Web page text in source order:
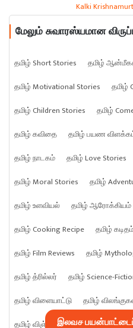
Kalki
மேலும் சுவாரஸ்யமான
தமிழ் Short Stories தமிழ்
தமிழ் Motivational Stories
தமிழ்
தமிழ் Children Stories
தமிழ்
தமிழ் கவிதை
தமிழ் பயண
தமிழ் நாடகம்
தமிழ் Love Stories
தமிழ் Moral Stories
தமிழ்
தமிழ் உளவியல்
தமிழ் ஆரோக்கியம்
தமிழ் Cooking Recipe
தமிழ்
தமிழ் Film Reviews
தமிழ்
தமிழ் த்ரில்லர்
தமிழ் Science-
தமிழ் விளையாட்டு
தமிழ்
தமிழ் விஞ்ஞானம்
தமிழ் எதையும்
இலவச பயன்பாட்டைப்